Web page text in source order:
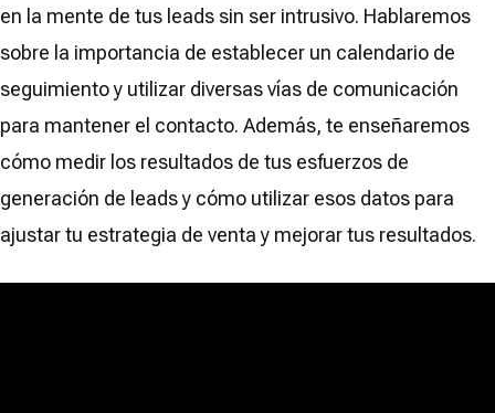
en la mente de tus leads sin ser intrusivo. Hablaremos
sobre la importancia de establecer un calendario de
seguimiento y utilizar diversas vías de comunicación
para mantener el contacto. Además, te enseñaremos
cómo medir los resultados de tus esfuerzos de
generación de leads y cómo utilizar esos datos para
ajustar tu estrategia de venta y mejorar tus resultados.